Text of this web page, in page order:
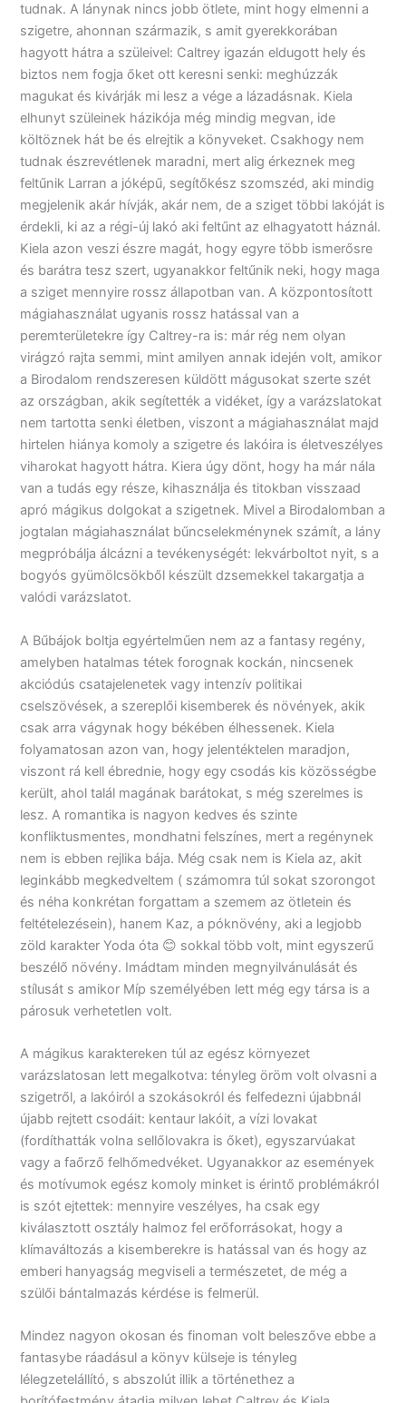
tudnak. A lánynak nincs jobb ötlete, mint hogy elmenni a
szigetre, ahonnan származik, s amit gyerekkorában
hagyott hátra a szüleivel: Caltrey igazán eldugott hely és
biztos nem fogja őket ott keresni senki: meghúzzák
magukat és kivárják mi lesz a vége a lázadásnak. Kiela
elhunyt szüleinek házikója még mindig megvan, ide
költöznek hát be és elrejtik a könyveket. Csakhogy nem
tudnak észrevétlenek maradni, mert alig érkeznek meg
feltűnik Larran a jóképű, segítőkész szomszéd, aki mindig
megjelenik akár hívják, akár nem, de a sziget többi lakóját is
érdekli, ki az a régi-új lakó aki feltűnt az elhagyatott háznál.
Kiela azon veszi észre magát, hogy egyre több ismerősre
és barátra tesz szert, ugyanakkor feltűnik neki, hogy maga
a sziget mennyire rossz állapotban van. A központosított
mágiahasználat ugyanis rossz hatással van a
peremterületekre így Caltrey-ra is: már rég nem olyan
virágzó rajta semmi, mint amilyen annak idején volt, amikor
a Birodalom rendszeresen küldött mágusokat szerte szét
az országban, akik segítették a vidéket, így a varázslatokat
nem tartotta senki életben, viszont a mágiahasználat majd
hirtelen hiánya komoly a szigetre és lakóira is életveszélyes
viharokat hagyott hátra. Kiera úgy dönt, hogy ha már nála
van a tudás egy része, kihasználja és titokban visszaad
apró mágikus dolgokat a szigetnek. Mivel a Birodalomban a
jogtalan mágiahasználat bűncselekménynek számít, a lány
megpróbálja álcázni a tevékenységét: lekvárboltot nyit, s a
bogyós gyümölcsökből készült dzsemekkel takargatja a
valódi varázslatot.
A Bűbájok boltja egyértelműen nem az a fantasy regény,
amelyben hatalmas tétek forognak kockán, nincsenek
akciódús csatajelenetek vagy intenzív politikai
cselszövések, a szereplői kisemberek és növények, akik
csak arra vágynak hogy békében élhessenek. Kiela
folyamatosan azon van, hogy jelentéktelen maradjon,
viszont rá kell ébrednie, hogy egy csodás kis közösségbe
került, ahol talál magának barátokat, s még szerelmes is
lesz. A romantika is nagyon kedves és szinte
konfliktusmentes, mondhatni felszínes, mert a regénynek
nem is ebben rejlika bája. Még csak nem is Kiela az, akit
leginkább megkedveltem ( számomra túl sokat szorongot
és néha konkrétan forgattam a szemem az ötletein és
feltételezésein), hanem Kaz, a póknövény, aki a legjobb
zöld karakter Yoda óta 😊 sokkal több volt, mint egyszerű
beszélő növény. Imádtam minden megnyilvánulását és
stílusát s amikor Míp személyében lett még egy társa is a
párosuk verhetetlen volt.
A mágikus karaktereken túl az egész környezet
varázslatosan lett megalkotva: tényleg öröm volt olvasni a
szigetről, a lakóiról a szokásokról és felfedezni újabbnál
újabb rejtett csodáit: kentaur lakóit, a vízi lovakat
(fordíthatták volna sellőlovakra is őket), egyszarvúakat
vagy a faőrző felhőmedvéket. Ugyanakkor az események
és motívumok egész komoly minket is érintő problémákról
is szót ejtettek: mennyire veszélyes, ha csak egy
kiválasztott osztály halmoz fel erőforrásokat, hogy a
klímaváltozás a kisemberekre is hatással van és hogy az
emberi hanyagság megviseli a természetet, de még a
szülői bántalmazás kérdése is felmerül.
Mindez nagyon okosan és finoman volt beleszőve ebbe a
fantasybe ráadásul a könyv külseje is tényleg
lélegzetelállító, s abszolút illik a történethez a